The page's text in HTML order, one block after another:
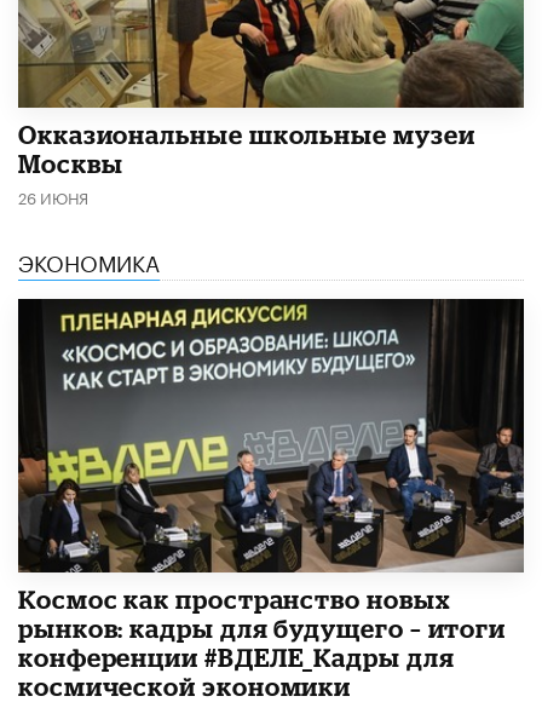
​Окказиональные школьные музеи
Москвы
26 ИЮНЯ
ЭКОНОМИКА
Космос как пространство новых
рынков: кадры для будущего – итоги
конференции #ВДЕЛЕ_Кадры для
космической экономики